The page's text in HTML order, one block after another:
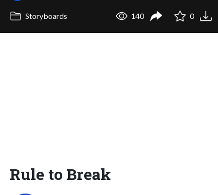
Storyboards 140 0
Rule to Break